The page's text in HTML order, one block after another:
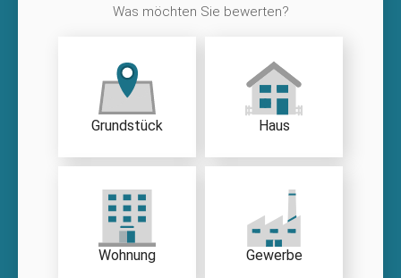
Was möchten Sie bewerten?
Grundstück Haus
Wohnung Gewerbe